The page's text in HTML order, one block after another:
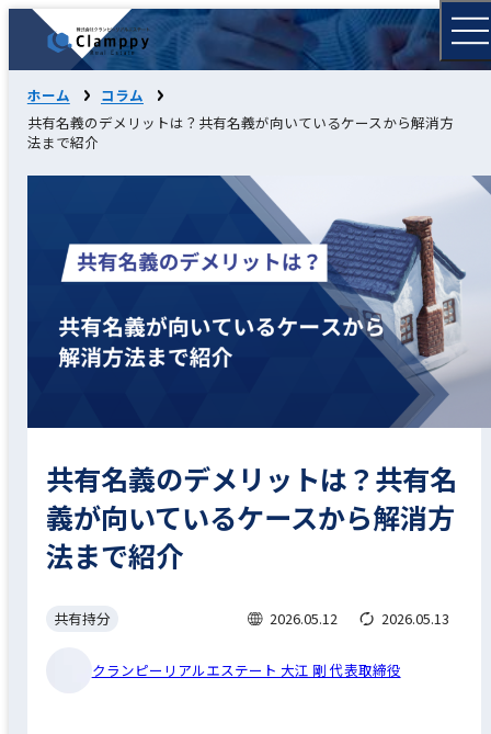
ホーム
コラム
共有名義のデメリットは？共有名義が向いているケースから解消方
法まで紹介
共有名義のデメリットは？共有名
義が向いているケースから解消方
法まで紹介
共有持分 2026.05.12 2026.05.13
クランピーリアルエステート 大江 剛 代表取締役